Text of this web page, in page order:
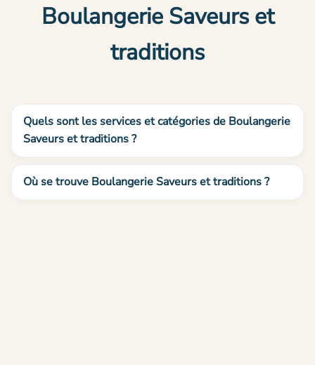
Boulangerie Saveurs et
traditions
Quels sont les services et catégories de Boulangerie
Saveurs et traditions ?
Où se trouve Boulangerie Saveurs et traditions ?